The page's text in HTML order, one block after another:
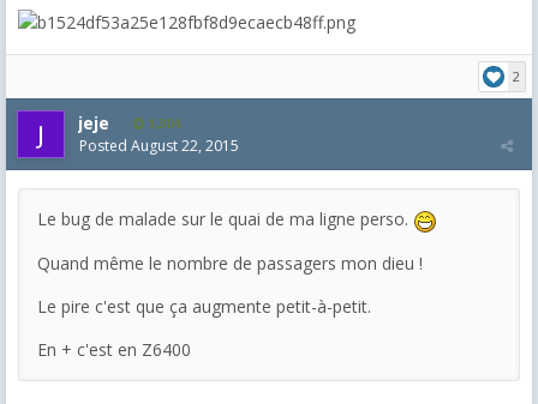
2
jeje 1,304
Posted August 22, 2015
Le bug de malade sur le quai de ma ligne perso.
Quand même le nombre de passagers mon dieu !
Le pire c'est que ça augmente petit-à-petit.
En + c'est en Z6400